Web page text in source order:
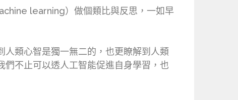
learning）做個類比與反思，一如早
類心智是獨一無二的，也更瞭解到人類
不止可以透人工智能促進自身學習，也